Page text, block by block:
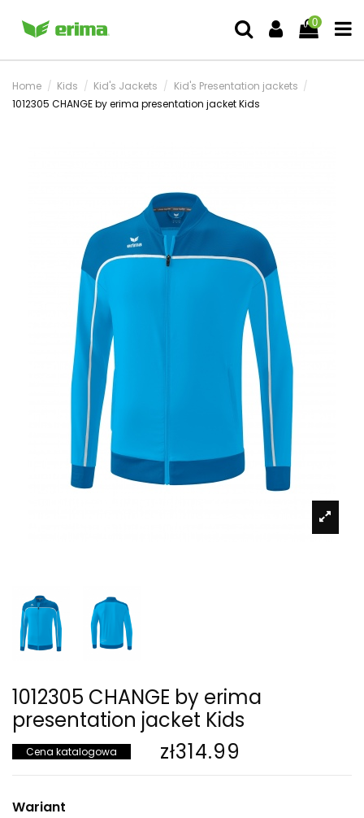
0
Home Kids Kid's Jackets
Kid's Presentation jackets
1012305 CHANGE by erima presentation jacket Kids
1012305 CHANGE by erima
presentation jacket Kids
Cena katalogowa zł314.99
Wariant